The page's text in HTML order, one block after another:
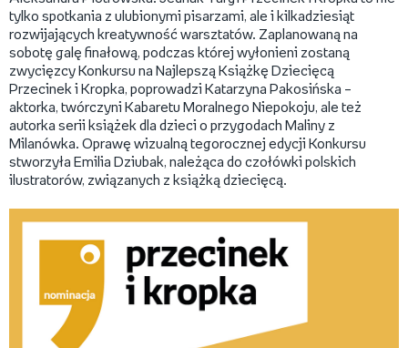
tylko spotkania z ulubionymi pisarzami, ale i kilkadziesiąt
rozwijających kreatywność warsztatów. Zaplanowaną na
sobotę galę finałową, podczas której wyłonieni zostaną
zwycięzcy Konkursu na Najlepszą Książkę Dziecięcą
Przecinek i Kropka, poprowadzi Katarzyna Pakosińska –
aktorka, twórczyni Kabaretu Moralnego Niepokoju, ale też
autorka serii książek dla dzieci o przygodach Maliny z
Milanówka. Oprawę wizualną tegorocznej edycji Konkursu
stworzyła Emilia Dziubak, należąca do czołówki polskich
ilustratorów, związanych z książką dziecięcą.